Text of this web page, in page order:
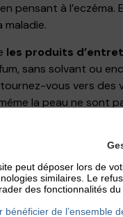
pensant à l’eczéma.
les produits
sans solvant ou
tournez-vous vers
la peau ne sont
atopique, on le
peut déposer lors de
similaires. Le
des fonctionnalités du
bénéficier de l’ensemble